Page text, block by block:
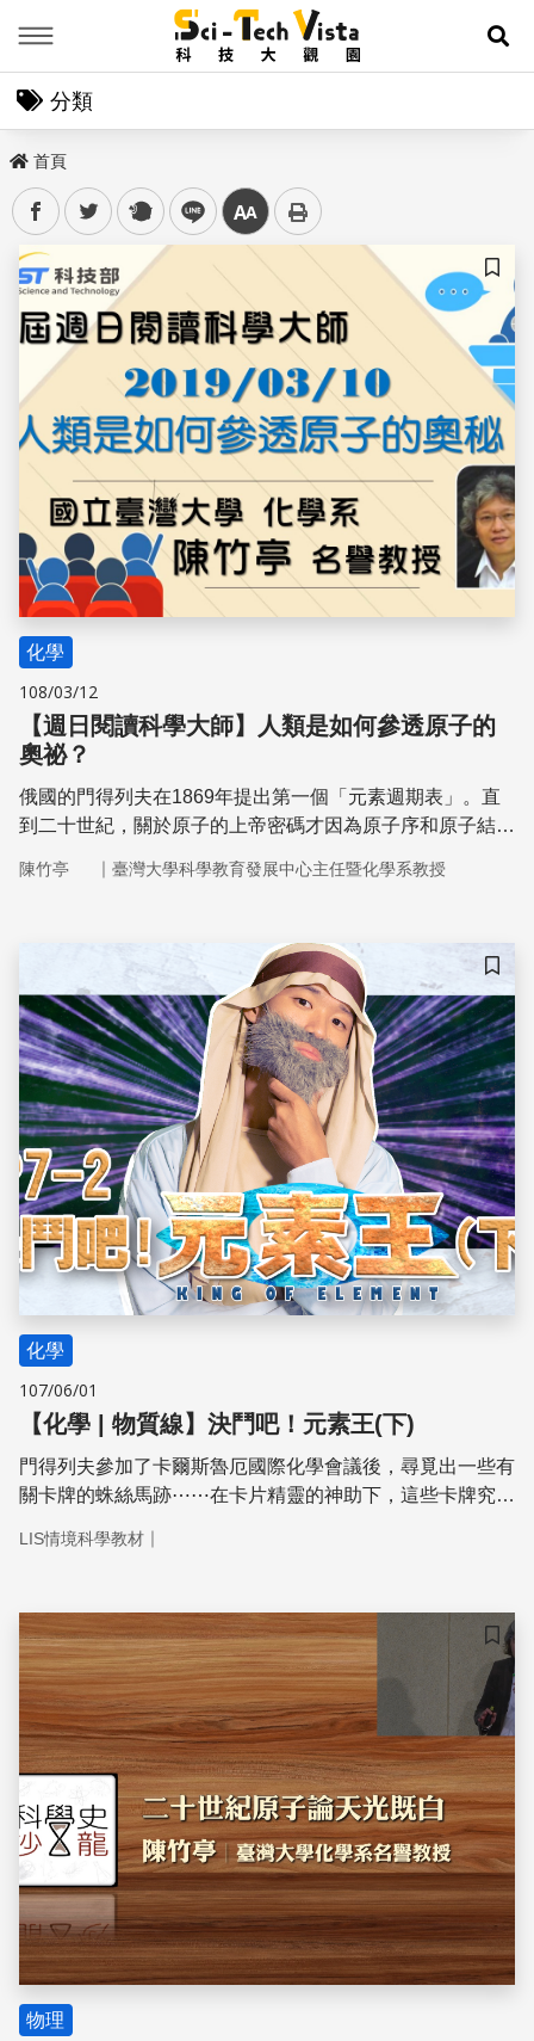
展
分類
首頁
facebooktwitter plurk line 中
儲存
化學
108/03/12
【週日閱讀科學大師】人類是如何參透原子的
奧祕？
俄國的門得列夫在1869年提出第一個「元素週期表」。直
到二十世紀，關於原子的上帝密碼才因為原子序和原子結構
陳竹亭 ｜ 臺灣大學科學教育發展中心主任暨化學系教授
儲存
化學
107/06/01
【化學 | 物質線】決鬥吧！元素王(下)
門得列夫參加了卡爾斯魯厄國際化學會議後，尋覓出一些有
關卡牌的蛛絲馬跡⋯⋯在卡片精靈的神助下，這些卡牌究竟
LIS情境科學教材 ｜
儲存
物理